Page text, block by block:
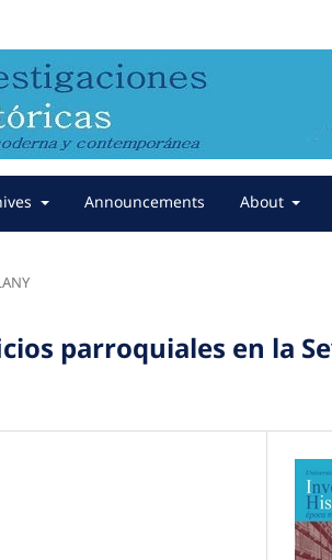
Announcements About
parroquiales en la